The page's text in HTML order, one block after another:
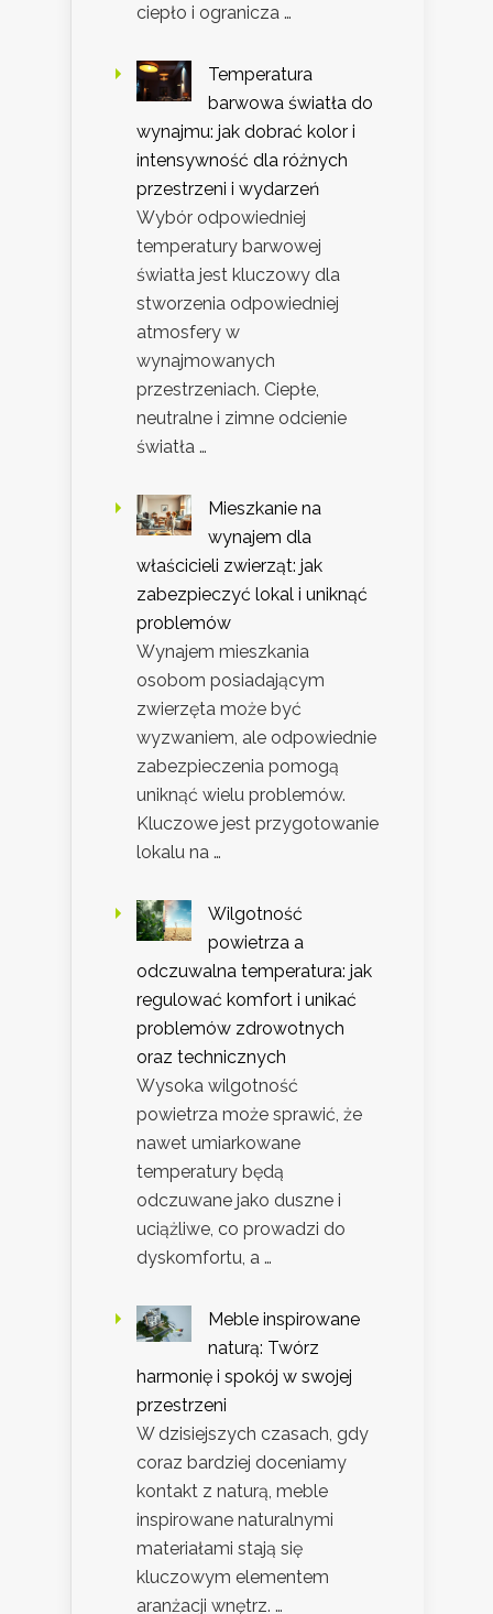
ciepło i ogranicza …
Temperatura
barwowa światła do
wynajmu: jak dobrać kolor i
intensywność dla różnych
przestrzeni i wydarzeń
Wybór odpowiedniej
temperatury barwowej
światła jest kluczowy dla
stworzenia odpowiedniej
atmosfery w
wynajmowanych
przestrzeniach. Ciepłe,
neutralne i zimne odcienie
światła …
Mieszkanie na
wynajem dla
właścicieli zwierząt: jak
zabezpieczyć lokal i uniknąć
problemów
Wynajem mieszkania
osobom posiadającym
zwierzęta może być
wyzwaniem, ale odpowiednie
zabezpieczenia pomogą
uniknąć wielu problemów.
Kluczowe jest przygotowanie
lokalu na …
Wilgotność
powietrza a
odczuwalna temperatura: jak
regulować komfort i unikać
problemów zdrowotnych
oraz technicznych
Wysoka wilgotność
powietrza może sprawić, że
nawet umiarkowane
temperatury będą
odczuwane jako duszne i
uciążliwe, co prowadzi do
dyskomfortu, a …
Meble inspirowane
naturą: Twórz
harmonię i spokój w swojej
przestrzeni
W dzisiejszych czasach, gdy
coraz bardziej doceniamy
kontakt z naturą, meble
inspirowane naturalnymi
materiałami stają się
kluczowym elementem
aranżacji wnętrz. …